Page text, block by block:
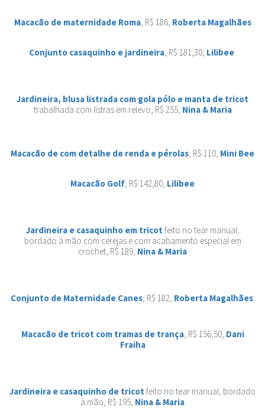
Macacão de maternidade Roma, R$ 186, Roberta Magalhães
Conjunto casaquinho e jardineira, R$ 181,30, Lilibee
Jardineira, blusa listrada com gola pólo e manta de tricot
trabalhada com listras em relevo, R$ 255, Nina & Maria
Macacão de com detalhe de renda e pérolas, R$ 110, Mini Bee
Macacão Golf, R$ 142,80, Lilibee
Jardineira e casaquinho em tricot feito no tear manual,
bordado à mão com cerejas e com acabamento especial em
crochet, R$ 189, Nina & Maria
Conjunto de Maternidade Canes, R$ 182, Roberta Magalhães
Macacão de tricot com tramas de trança, R$ 156,50, Dani
Fraiha
Jardineira e casaquinho de tricot feito no tear manual, bordado
à mão, R$ 195, Nina & Maria